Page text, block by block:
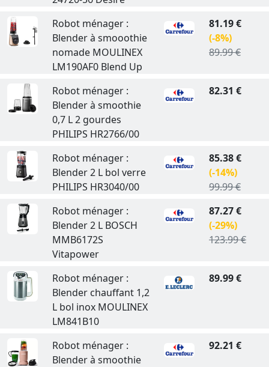
Robot ménager :
Blender à smooothie
nomade MOULINEX
LM190AF0 Blend Up
81.19 €
(-8%)
89.99 €
Robot ménager :
Blender à smoothie
0,7 L 2 gourdes
PHILIPS HR2766/00
82.31 €
Robot ménager :
Blender 2 L bol verre
PHILIPS HR3040/00
85.38 €
(-14%)
99.99 €
Robot ménager :
Blender 2 L BOSCH
MMB6172S
Vitapower
87.27 €
(-29%)
123.99 €
Robot ménager :
Blender chauffant 1,2
L bol inox MOULINEX
LM841B10
89.99 €
Robot ménager :
Blender à smoothie
92.21 €